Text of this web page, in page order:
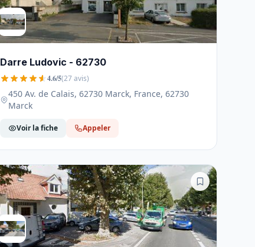
Darre Ludovic - 62730
4.6/5(27 avis)
450 Av. de Calais, 62730 Marck, France, 62730
Marck
Voir la fiche Appeler